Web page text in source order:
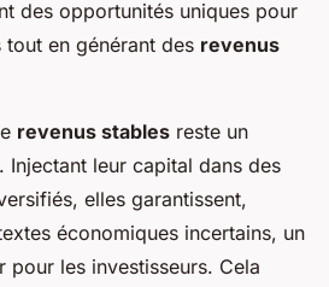
des opportunités uniques pour
en générant des revenus
revenus stables reste un
Injectant leur capital dans des
elles garantissent,
économiques incertains, un
les investisseurs. Cela